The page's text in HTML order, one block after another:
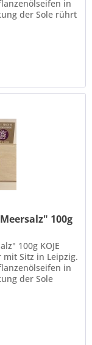
in
der Sole rührt
100g
100g KOJE
Sitz in Leipzig.
in
der Sole